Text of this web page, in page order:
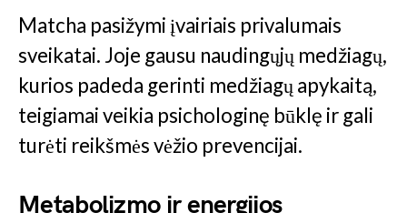
Matcha pasižymi įvairiais privalumais
sveikatai. Joje gausu naudingųjų medžiagų,
kurios padeda gerinti medžiagų apykaitą,
teigiamai veikia psichologinę būklę ir gali
turėti reikšmės vėžio prevencijai.
Metabolizmo ir energijos